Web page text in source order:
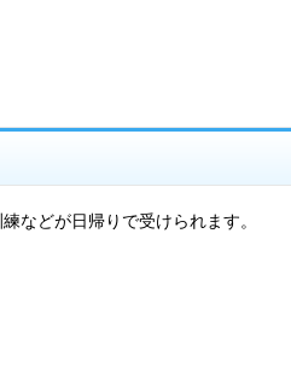
などが日帰りで受けられます。